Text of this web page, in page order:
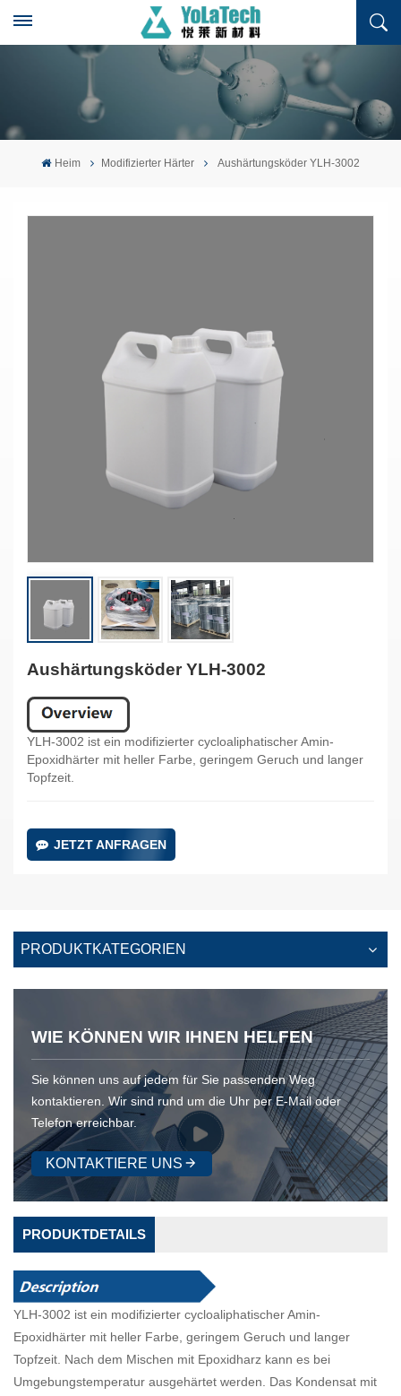
Heim Modifizierter Härter Aushärtungsköder YLH-3002
Aushärtungsköder YLH-3002
YLH-3002 ist ein modifizierter cycloaliphatischer Amin-
Epoxidhärter mit heller Farbe, geringem Geruch und langer
Topfzeit.
JETZT ANFRAGEN
PRODUKTKATEGORIEN
WIE KÖNNEN WIR IHNEN HELFEN
Sie können uns auf jedem für Sie passenden Weg
kontaktieren. Wir sind rund um die Uhr per E-Mail oder
Telefon erreichbar.
KONTAKTIERE UNS
PRODUKTDETAILS
YLH-3002 ist ein modifizierter cycloaliphatischer Amin-
Epoxidhärter mit heller Farbe, geringem Geruch und langer
Topfzeit. Nach dem Mischen mit Epoxidharz kann es bei
Umgebungstemperatur ausgehärtet werden. Das Kondensat mit